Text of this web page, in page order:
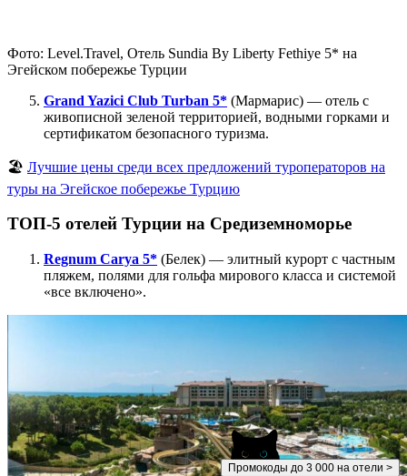
Промокоды до 3 000 на отели >
Фото: Level.Travel, Отель Sundia By Liberty Fethiye 5* на
Эгейском побережье Турции
Grand Yazici Club Turban 5* (Мармарис) — отель с
живописной зеленой территорией, водными горками и
сертификатом безопасного туризма.
🏖️ Лучшие цены среди всех предложений туроператоров на
туры на Эгейское побережье Турцию
ТОП-5 отелей Турции на Средиземноморье
Regnum Carya 5* (Белек) — элитный курорт с частным
пляжем, полями для гольфа мирового класса и системой
«все включено».